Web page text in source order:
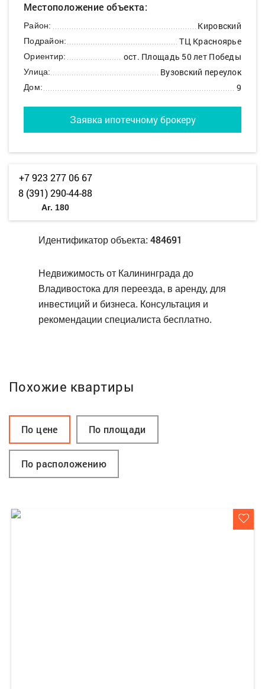
Местоположение объекта:
Район: Кировский
Подрайон: ТЦ Красноярье
Ориентир: ост. Площадь 50 лет Победы
Улица: Вузовский переулок
Дом: 9
Заявка ипотечному брокеру
+7 923 277 06 67
8 (391) 290-44-88
Аг. 180
Идентификатор объекта: 484691
Недвижимость от Калининграда до
Владивостока для переезда, в аренду, для
инвестиций и бизнеса. Консультация и
рекомендации специалиста бесплатно.
Похожие квартиры
По цене По площади
По расположению